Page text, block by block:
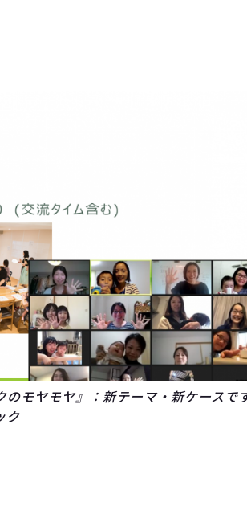
のモヤモヤ』：新テーマ・新ケースで
ク